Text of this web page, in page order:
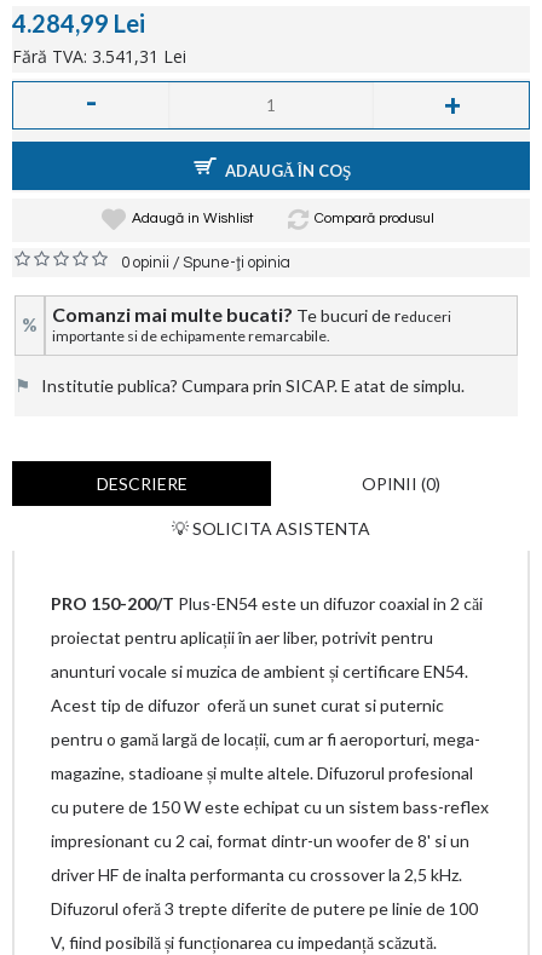
4.284,99 Lei
Fără TVA: 3.541,31 Lei
- +
ADAUGĂ ÎN COŞ
Adaugă in Wishlist Compară produsul
0 opinii /Spune-ţi opinia
% Comanzi mai multe bucati? Te bucuri de reduceri
importante si de echipamente remarcabile.
⚑ Institutie publica? Cumpara prin SICAP. E atat de simplu.
DESCRIERE OPINII (0)
💡 SOLICITA ASISTENTA
PRO 150-200/T Plus-EN54 este un difuzor coaxial in 2 căi
proiectat pentru aplicații în aer liber, potrivit pentru
anunturi vocale si muzica de ambient și certificare EN54.
Acest tip de difuzor oferă un sunet curat si puternic
pentru o gamă largă de locații, cum ar fi aeroporturi, mega-
magazine, stadioane și multe altele. Difuzorul profesional
cu putere de 150 W este echipat cu un sistem bass-reflex
impresionant cu 2 cai, format dintr-un woofer de 8' si un
driver HF de inalta performanta cu crossover la 2,5 kHz.
Difuzorul oferă 3 trepte diferite de putere pe linie de 100
V, fiind posibilă și funcționarea cu impedanță scăzută.